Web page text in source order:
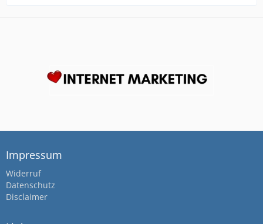
Impressum
Widerruf
Datenschutz
Disclaimer